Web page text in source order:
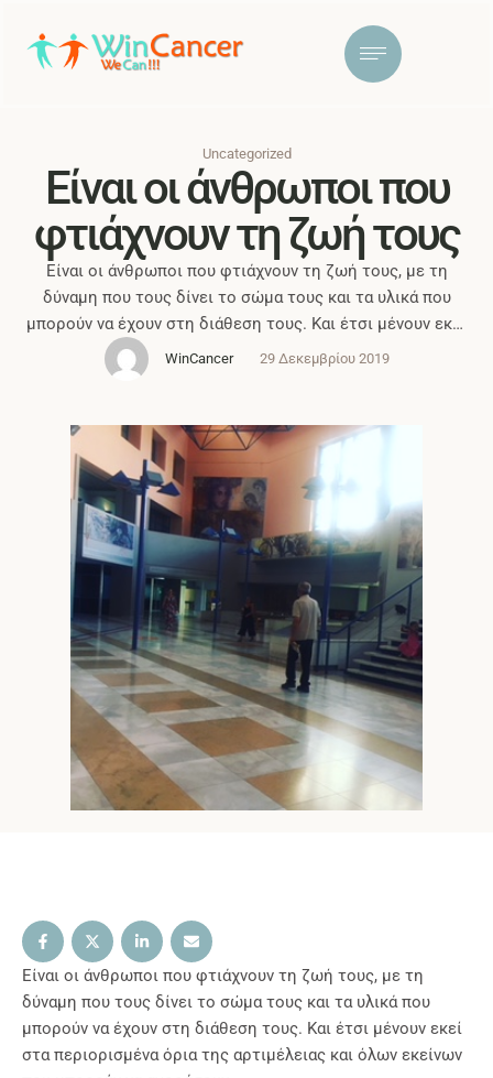
Uncategorized
Είναι οι άνθρωποι που
φτιάχνουν τη ζωή τους
Είναι οι άνθρωποι που φτιάχνουν τη ζωή τους, με τη
δύναμη που τους δίνει το σώμα τους και τα υλικά που
μπορούν να έχουν στη διάθεση τους. Και έτσι μένουν εκεί
στα περιορισμένα όρια της αρτιμέλειας και όλων εκείνων
που μπορούν να αγοράσουν. Είναι όμως και κάποιοι άλλοι,
WinCancer 29 Δεκεμβρίου 2019
Είναι οι άνθρωποι που φτιάχνουν τη ζωή τους, με τη
δύναμη που τους δίνει το σώμα τους και τα υλικά που
μπορούν να έχουν στη διάθεση τους. Και έτσι μένουν εκεί
στα περιορισμένα όρια της αρτιμέλειας και όλων εκείνων